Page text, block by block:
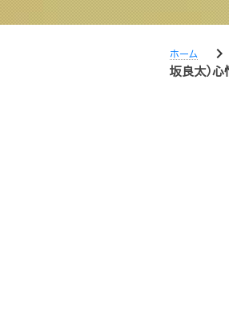
ホーム chevron_right
坂良太）心